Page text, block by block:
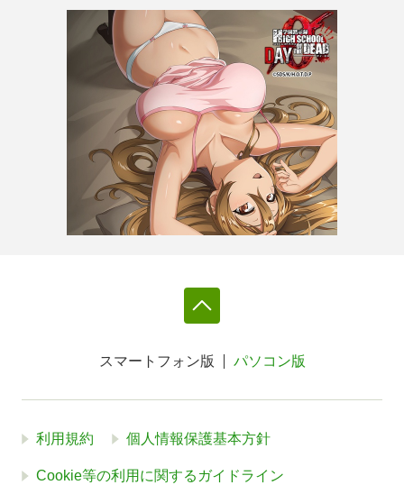
スマートフォン版 パソコン版
利用規約 個人情報保護基本方針
Cookie等の利用に関するガイドライン